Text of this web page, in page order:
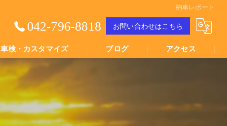
納車レポート
042-796-8818 お問い合わせはこちら
車検・カスタマイズ ブログ
Youtube動画
アクセス